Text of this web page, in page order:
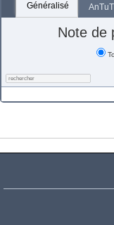
Généralisé
Note de